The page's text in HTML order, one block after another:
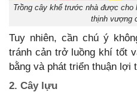
Trồng cây khế trước nhà được
thịnh vượng
Tuy nhiên, cần chú ý
tránh cản trở luồng khí tốt
bằng và phát triển thuận lợi
2. Cây lựu